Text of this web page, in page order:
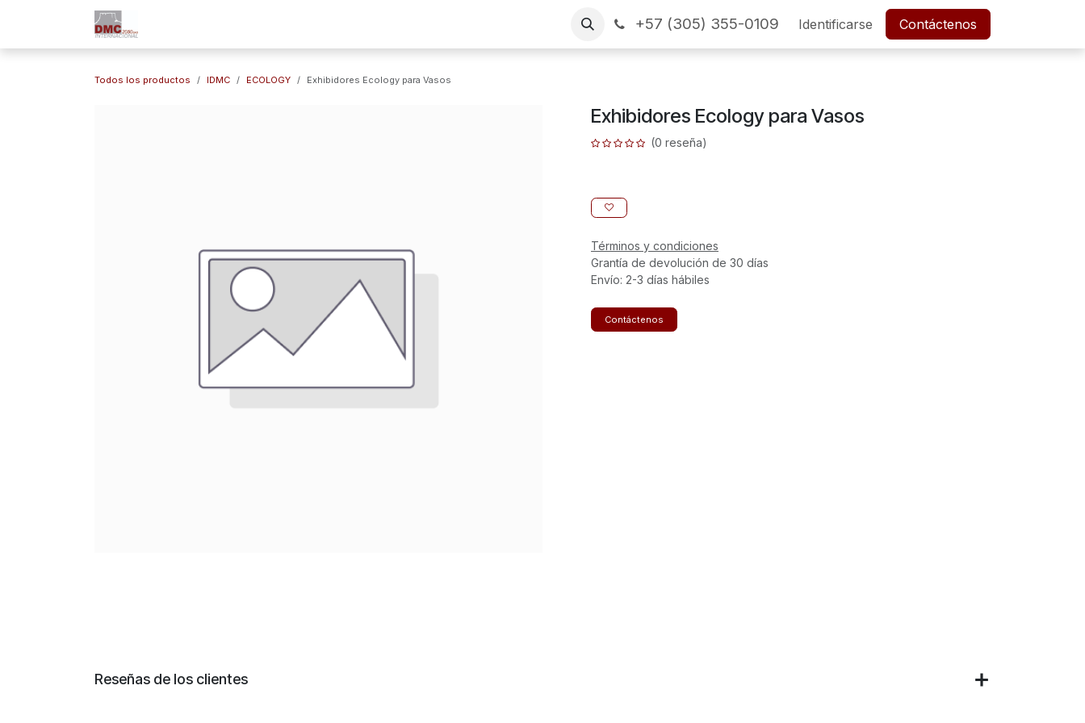
CONTÁCTENOS Financiamiento SERVICIO POSTVENTA Empleos
+57 (305) 355-0109 Identificarse Contáctenos
Todos los productos IDMC ECOLOGY Exhibidores Ecology para Vasos
Exhibidores Ecology para Vasos
(0 reseña)
Términos y condiciones
Grantía de devolución de 30 días
Envío: 2-3 días hábiles
Contáctenos
Reseñas de los clientes